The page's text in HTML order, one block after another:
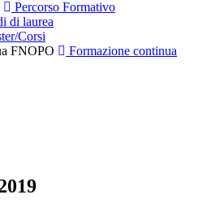
Percorso Formativo
di laurea
Corsi
FNOPO
Formazione continua